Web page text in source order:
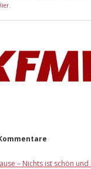
.
– Nichts ist schön